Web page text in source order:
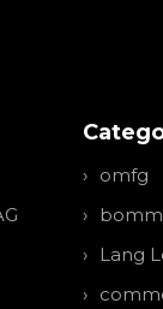
omfg
Lang